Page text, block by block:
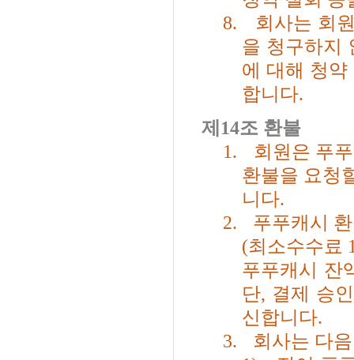
8.
회사는 회
을 청구하지
에 대해 청
합니다.
제 14조 환불
1.
회원은 푸
환불을 요청
니다.
2.
푸푸캐시
(최소수수료
푸푸캐시 잔
단, 결제 승
신합니다.
3.
회사는 다